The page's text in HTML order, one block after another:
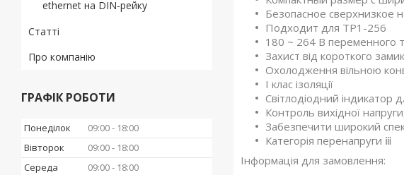
Безопасное сверхнизкое
Подходит для TP1-256
180 ~ 264 В переменного
Захист від короткого
Охолодження вільною
I клас ізоляції
Світлодіодний
Контроль вихідної
Забезпечити широкий
Категорія перенапруги ⅲ
Інформація для замовлення:
ethernet на DIN-рейку
Статті
Про компанію
ГРАФІК РОБОТИ
Понеділок 09:00
18:00
Вівторок
09:00
18:00
Середа
09:00
18:00